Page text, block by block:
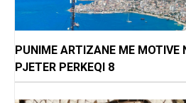
PUNIME ARTIZANE ME MOTIVE
PJETER PERKEQI 8